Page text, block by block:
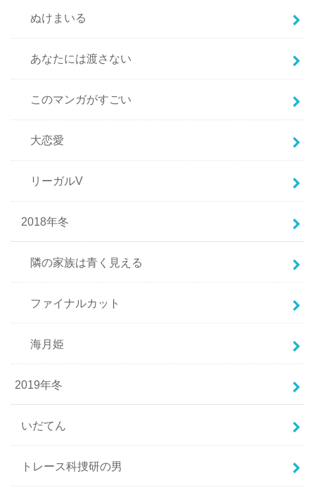
ぬけまいる
あなたには渡さない
このマンガがすごい
大恋愛
リーガルV
2018年冬
隣の家族は青く見える
ファイナルカット
海月姫
2019年冬
いだてん
トレース科捜研の男